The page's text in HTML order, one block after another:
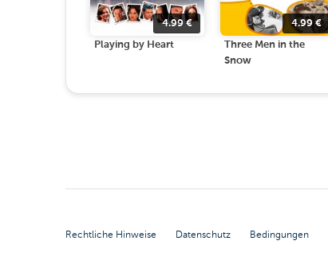
4.99€
Playing by Heart
4.99 €
Three Men in the
Snow
Rechtliche Hinweise Datenschutz Bedingungen